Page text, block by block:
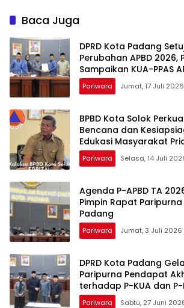
Propemperda, dan PKUA
dan PPAS TA 2026
Baca Juga
DPRD Kota Padang
Perubahan APBD 2026,
Sampaikan KUA-PPAS
Pariwara Jumat, 17 Juli
BPBD Kota Solok
Bencana dan
Edukasi Masyarakat
Kota Tangguh dan Siaga
Pariwara Selasa, 14 Juli
Agenda P-APBD TA
Pimpin Rapat Paripurna
Padang
Pariwara Jumat, 3 Juli 2026
DPRD Kota Padang
Paripurna Pendapat
terhadap P-KUA dan P-
Pariwara Sabtu, 27 Juni